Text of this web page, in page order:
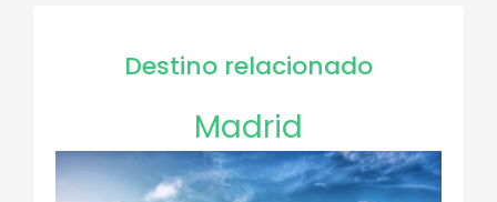
Destino relacionado
Madrid